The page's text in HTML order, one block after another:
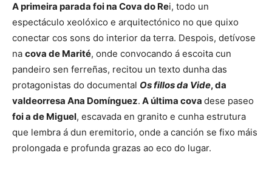
A primeira parada foi na Cova do Rei, todo un
espectáculo xeolóxico e arquitectónico no que quixo
conectar cos sons do interior da terra. Despois, detívose
na cova de Marité, onde convocando á escoita cun
pandeiro sen ferreñas, recitou un texto dunha das
protagonistas do documental Os fillos da Vide, da
valdeorresa Ana Domínguez. A última cova dese paseo
foi a de Miguel, escavada en granito e cunha estrutura
que lembra á dun eremitorio, onde a canción se fixo máis
prolongada e profunda grazas ao eco do lugar.